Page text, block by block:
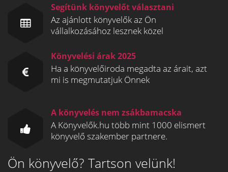
Segítünk könyvelőt választani
Az ajánlott könyvelők az Ön
vállalkozásához lesznek közel
Könyvelési árak 2025
Ha a könyvelőiroda megadta az árait, azt
mi is megmutatjuk Önnek
A könyvelés nem zsákbamacska
A Könyvelők.hu több mint 1000 elismert
könyvelő szakember partnere.
Ön könyvelő? Tartson velünk!